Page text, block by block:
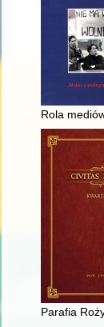
Rola
Parafia